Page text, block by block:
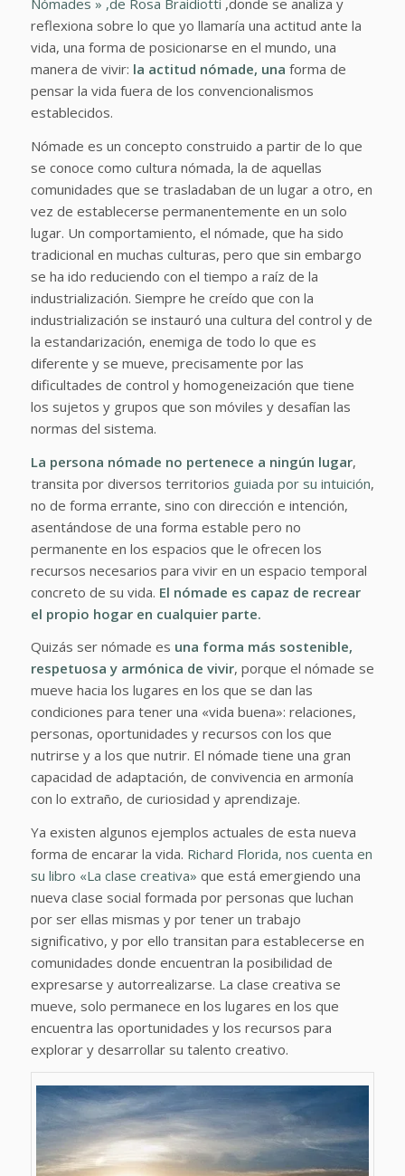
Nómades » ,de Rosa Braidiotti ,donde se analiza y
reflexiona sobre lo que yo llamaría una actitud ante la
vida, una forma de posicionarse en el mundo, una
manera de vivir: la actitud nómade, una forma de
pensar la vida fuera de los convencionalismos
establecidos.
Nómade es un concepto construido a partir de lo que
se conoce como cultura nómada, la de aquellas
comunidades que se trasladaban de un lugar a otro, en
vez de establecerse permanentemente en un solo
lugar. Un comportamiento, el nómade, que ha sido
tradicional en muchas culturas, pero que sin embargo
se ha ido reduciendo con el tiempo a raíz de la
industrialización. Siempre he creído que con la
industrialización se instauró una cultura del control y de
la estandarización, enemiga de todo lo que es
diferente y se mueve, precisamente por las
dificultades de control y homogeneización que tiene
los sujetos y grupos que son móviles y desafían las
normas del sistema.
La persona nómade no pertenece a ningún lugar,
transita por diversos territorios guiada por su intuición,
no de forma errante, sino con dirección e intención,
asentándose de una forma estable pero no
permanente en los espacios que le ofrecen los
recursos necesarios para vivir en un espacio temporal
concreto de su vida. El nómade es capaz de recrear
el propio hogar en cualquier parte.
Quizás ser nómade es una forma más sostenible,
respetuosa y armónica de vivir, porque el nómade se
mueve hacia los lugares en los que se dan las
condiciones para tener una «vida buena»: relaciones,
personas, oportunidades y recursos con los que
nutrirse y a los que nutrir. El nómade tiene una gran
capacidad de adaptación, de convivencia en armonía
con lo extraño, de curiosidad y aprendizaje.
Ya existen algunos ejemplos actuales de esta nueva
forma de encarar la vida. Richard Florida, nos cuenta en
su libro «La clase creativa» que está emergiendo una
nueva clase social formada por personas que luchan
por ser ellas mismas y por tener un trabajo
significativo, y por ello transitan para establecerse en
comunidades donde encuentran la posibilidad de
expresarse y autorrealizarse. La clase creativa se
mueve, solo permanece en los lugares en los que
encuentra las oportunidades y los recursos para
explorar y desarrollar su talento creativo.